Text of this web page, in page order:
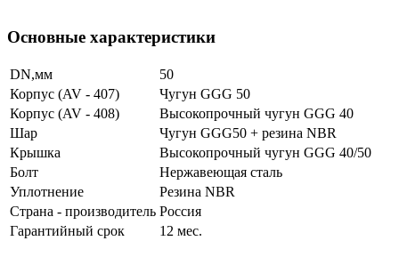
Основные характеристики
DN,мм
50
Корпус (AV - 407)
Чугун GGG 50
Корпус (AV - 408)
Высокопрочный чугун GGG 40
Шар
Чугун GGG50 + резина NBR
Крышка
Высокопрочный чугун GGG 40/50
Болт
Нержавеющая сталь
Уплотнение
Резина NBR
Страна - производитель Россия
Гарантийный срок
12 мес.